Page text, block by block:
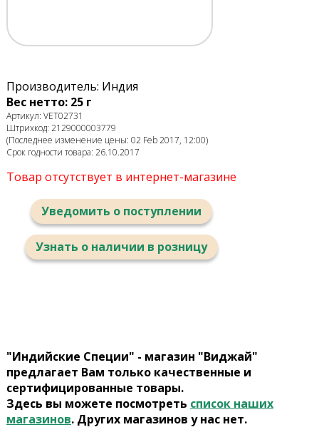
Производитель: Индия
Вес нетто: 25 г
Артикул: VET02731
Штрихкод: 2129000003779
(Последнее изменение цены: 02 Feb 2017, 12:00)
Срок годности товара: 26.10.2017
Товар отсутствует в интернет-магазине
Уведомить о поступлении
Узнать о наличии в розницу
"Индийские Специи" - магазин "Виджай"
предлагает Вам только качественные и
сертифицированные товары.
Здесь вы можете посмотреть список наших
магазинов. Других магазинов у нас нет.